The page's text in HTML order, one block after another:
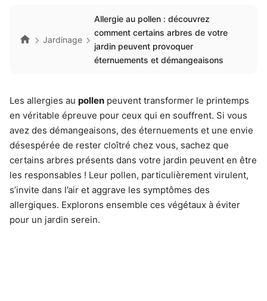
Jardinage
Allergie au pollen : découvrez
comment certains arbres de votre
jardin peuvent provoquer
éternuements et démangeaisons
Les allergies au pollen peuvent transformer le printemps
en véritable épreuve pour ceux qui en souffrent. Si vous
avez des démangeaisons, des éternuements et une envie
désespérée de rester cloîtré chez vous, sachez que
certains arbres présents dans votre jardin peuvent en être
les responsables ! Leur pollen, particulièrement virulent,
s’invite dans l’air et aggrave les symptômes des
allergiques. Explorons ensemble ces végétaux à éviter
pour un jardin serein.